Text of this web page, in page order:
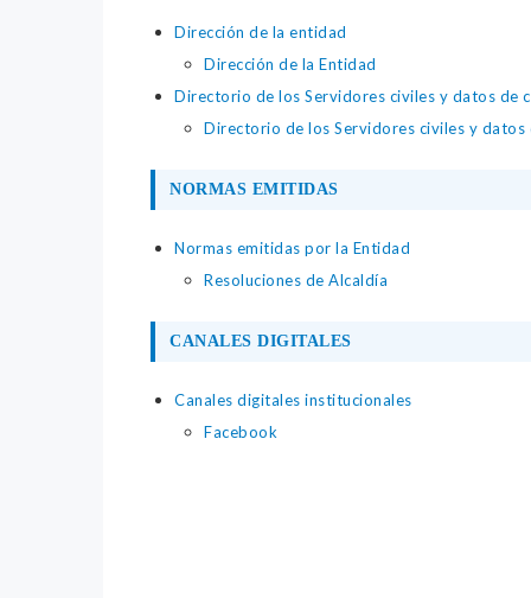
Dirección de la entidad
Dirección de la Entidad
Directorio de los Servidores civiles y datos de
Directorio de los Servidores civiles y datos
NORMAS EMITIDAS
Normas emitidas por la Entidad
Resoluciones de Alcaldía
CANALES DIGITALES
Canales digitales institucionales
Facebook